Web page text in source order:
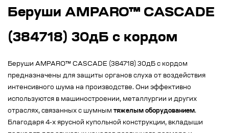
Беруши AMPARO™ CASCADE
(384718) 30дБ с кордом
Беруши AMPARO™ CASCADE (384718) 30дБ с кордом
предназначены для защиты органов слуха от воздействия
интенсивного шума на производстве. Они эффективно
используются в машиностроении, металлургии и других
отраслях, связанных с шумным тяжелым оборудованием.
Благодаря 4-х ярусной купольной конструкции, вкладыши